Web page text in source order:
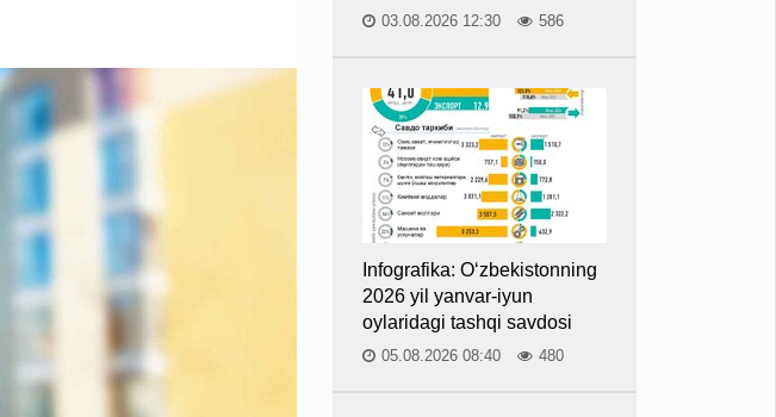
03.08.2026 12:30 586
Infografika: O‘zbekistonning
2026 yil yanvar-iyun
oylaridagi tashqi savdosi
05.08.2026 08:40 480